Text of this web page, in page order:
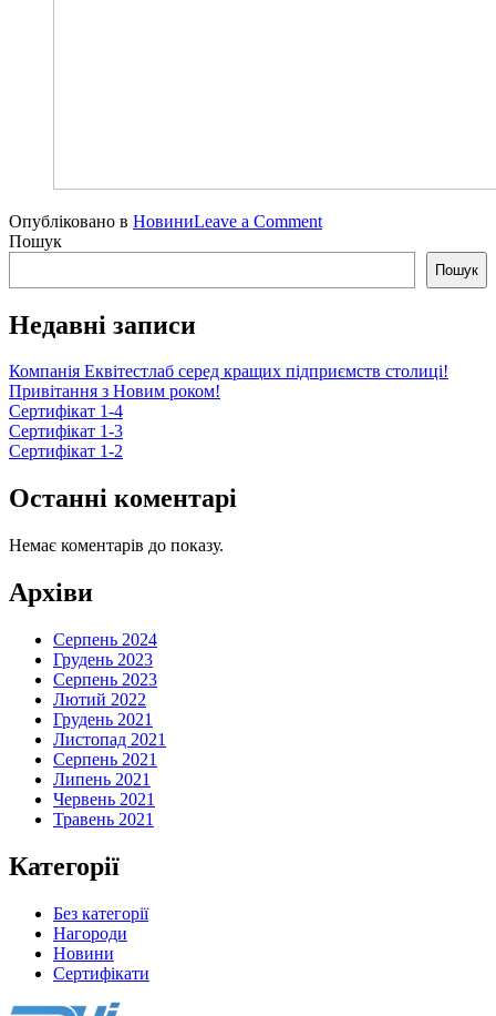
Опубліковано в НовиниLeave a Commenton
Пошук
Пошук
Недавні записи
Компанія Еквітестлаб серед кращих підприємств столиці!
Привітання з Новим роком!
Сертифікат 1-4
Сертифікат 1-3
Сертифікат 1-2
Останні коментарі
Немає коментарів до показу.
Архіви
Серпень 2024
Грудень 2023
Серпень 2023
Лютий 2022
Грудень 2021
Листопад 2021
Серпень 2021
Липень 2021
Червень 2021
Травень 2021
Категорії
Без категорії
Нагороди
Новини
Сертифікати